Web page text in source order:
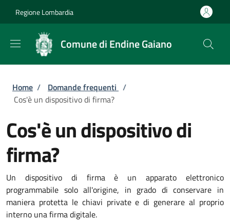
Regione Lombardia
Comune di Endine Gaiano
Briciole di pane
Home / Domande frequenti /
Cos'è un dispositivo di firma?
Cos'è un dispositivo di
firma?
Un dispositivo di firma è un apparato elettronico
programmabile solo all'origine, in grado di conservare in
maniera protetta le chiavi private e di generare al proprio
interno una firma digitale.